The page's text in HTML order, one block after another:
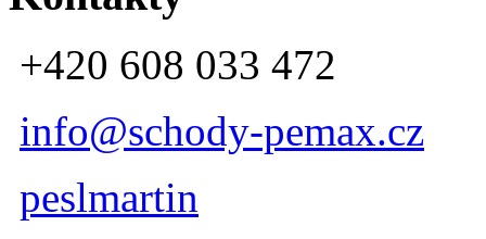
+420 608 033 472
info@schody-pemax.cz
peslmartin